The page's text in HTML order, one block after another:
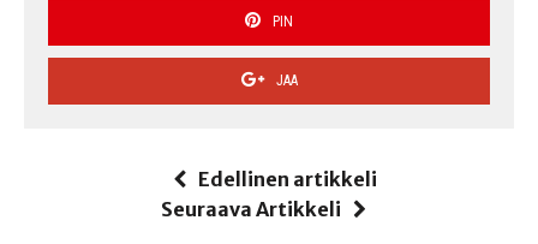
PIN
JAA
Edellinen artikkeli
Seuraava Artikkeli